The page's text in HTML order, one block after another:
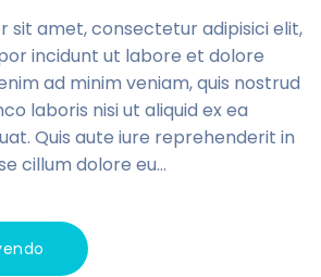
management
for
developers
sit amet, consectetur adipisici elit,
incidunt ut labore et dolore
ad minim veniam, quis nostrud
laboris nisi ut aliquid ex ea
Quis aute iure reprehenderit in
cillum dolore eu...